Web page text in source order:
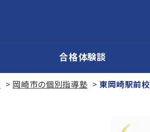
合格体験談
岡崎市の個別指導塾 東岡崎駅前校